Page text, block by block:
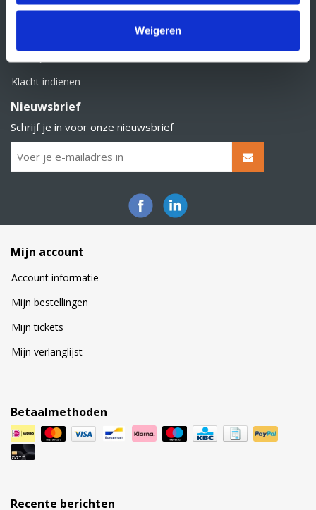
Weigeren
Retourbeleid
Klacht indienen
Nieuwsbrief
Schrijf je in voor onze nieuwsbrief
Mijn account
Account informatie
Mijn bestellingen
Mijn tickets
Mijn verlanglijst
Betaalmethoden
Recente berichten